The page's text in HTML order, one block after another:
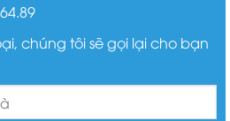
chúng tôi sẽ gọi lại cho bạn